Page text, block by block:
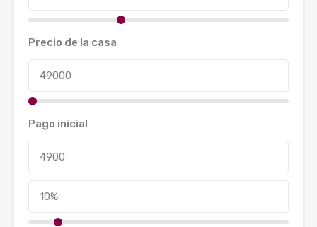
Precio de la casa
Pago inicial